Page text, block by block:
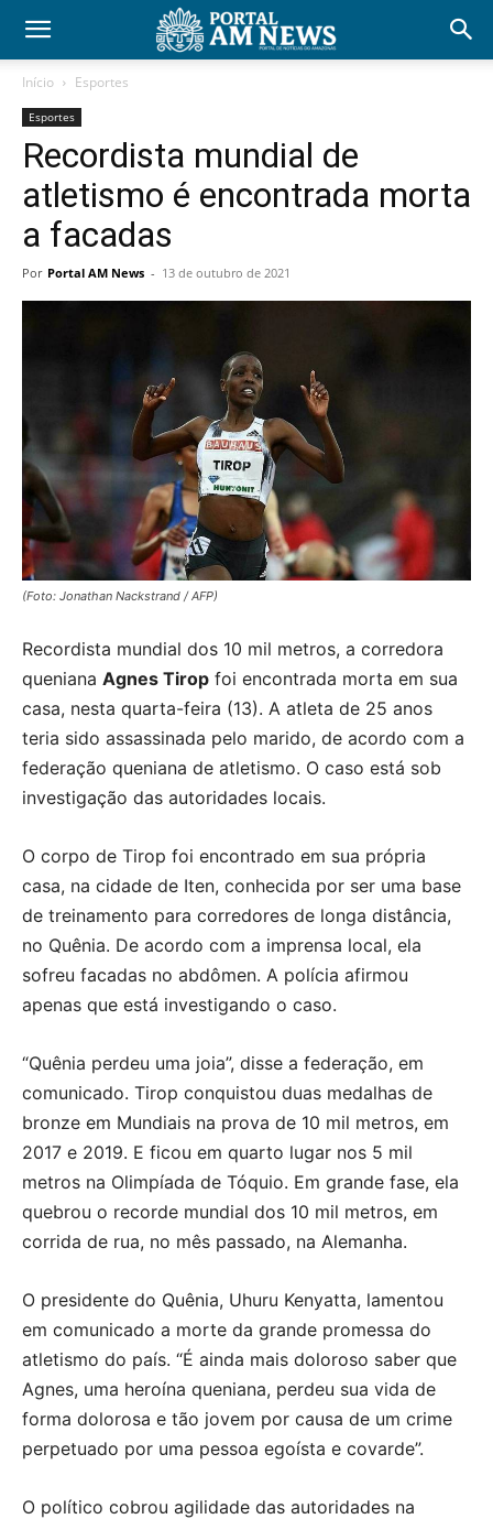
Início Esportes
Esportes
Recordista mundial de
atletismo é encontrada morta
a facadas
Por Portal AM News - 13 de outubro de 2021
(Foto: Jonathan Nackstrand / AFP)
Recordista mundial dos 10 mil metros, a corredora
queniana Agnes Tirop foi encontrada morta em sua
casa, nesta quarta-feira (13). A atleta de 25 anos
teria sido assassinada pelo marido, de acordo com a
federação queniana de atletismo. O caso está sob
investigação das autoridades locais.
O corpo de Tirop foi encontrado em sua própria
casa, na cidade de Iten, conhecida por ser uma base
de treinamento para corredores de longa distância,
no Quênia. De acordo com a imprensa local, ela
sofreu facadas no abdômen. A polícia afirmou
apenas que está investigando o caso.
“Quênia perdeu uma joia”, disse a federação, em
comunicado. Tirop conquistou duas medalhas de
bronze em Mundiais na prova de 10 mil metros, em
2017 e 2019. E ficou em quarto lugar nos 5 mil
metros na Olimpíada de Tóquio. Em grande fase, ela
quebrou o recorde mundial dos 10 mil metros, em
corrida de rua, no mês passado, na Alemanha.
O presidente do Quênia, Uhuru Kenyatta, lamentou
em comunicado a morte da grande promessa do
atletismo do país. “É ainda mais doloroso saber que
Agnes, uma heroína queniana, perdeu sua vida de
forma dolorosa e tão jovem por causa de um crime
perpetuado por uma pessoa egoísta e covarde”.
O político cobrou agilidade das autoridades na